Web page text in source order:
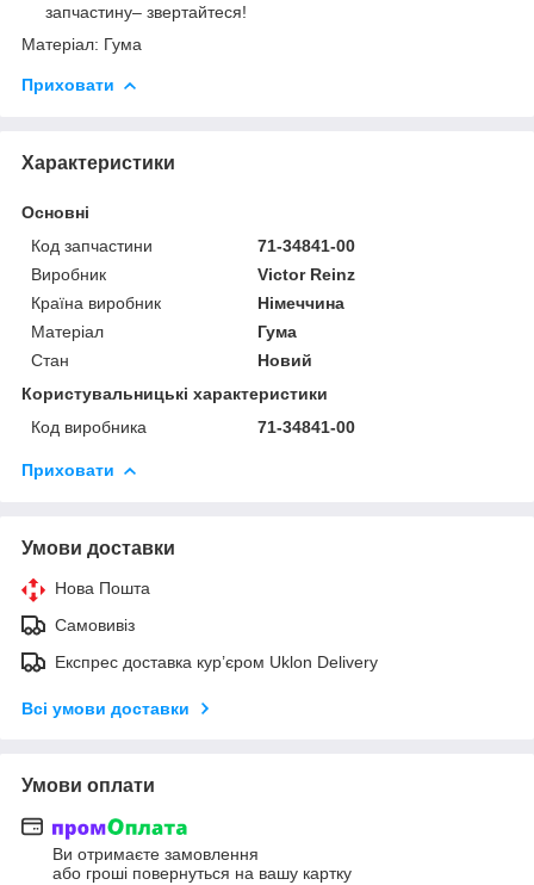
запчастину– звертайтеся!
Матеріал: Гума
Приховати
Характеристики
Основні
Код запчастини
71-34841-00
Виробник
Victor Reinz
Країна виробник
Німеччина
Матеріал
Гума
Стан
Новий
Користувальницькі характеристики
Код виробника
71-34841-00
Приховати
Умови доставки
Нова Пошта
Самовивіз
Експрес доставка кур’єром Uklon Delivery
Всі умови доставки
Умови оплати
Ви отримаєте замовлення
або гроші повернуться на вашу картку